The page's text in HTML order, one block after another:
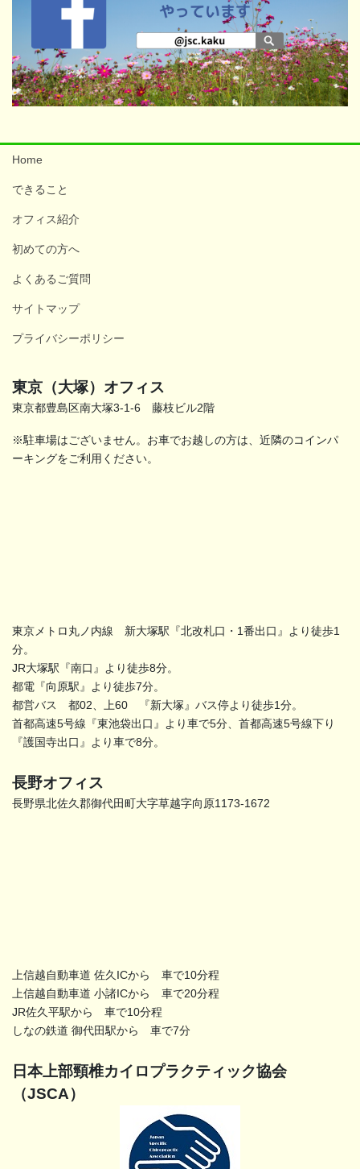
Home
できること
オフィス紹介
初めての方へ
よくあるご質問
サイトマップ
プライバシーポリシー
東京（大塚）オフィス
東京都豊島区南大塚3-1-6 藤枝ビル2階
※駐車場はございません。お車でお越しの方は、近隣のコインパ
ーキングをご利用ください。
東京メトロ丸ノ内線 新大塚駅『北改札口・1番出口』より徒歩1
分。
JR大塚駅『南口』より徒歩8分。
都電『向原駅』より徒歩7分。
都営バス 都02、上60 『新大塚』バス停より徒歩1分。
首都高速5号線『東池袋出口』より車で5分、首都高速5号線下り
『護国寺出口』より車で8分。
長野オフィス
長野県北佐久郡御代田町大字草越字向原1173-1672
上信越自動車道 佐久ICから 車で10分程
上信越自動車道 小諸ICから 車で20分程
JR佐久平駅から 車で10分程
しなの鉄道 御代田駅から 車で7分
日本上部頸椎カイロプラクティック協会
（JSCA）